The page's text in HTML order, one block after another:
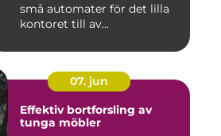
små automater för det lilla
kontoret till av...
07. jun
Effektiv bortforsling av
tunga möbler